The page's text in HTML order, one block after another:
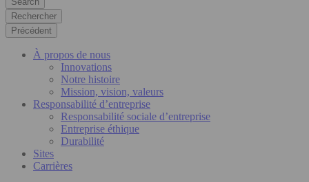
Rechercher
Précédent
À propos de nous
Innovations
Notre histoire
Mission, vision, valeurs
Responsabilité d’entreprise
Responsabilité sociale d’entreprise
Entreprise éthique
Durabilité
Sites
Carrières